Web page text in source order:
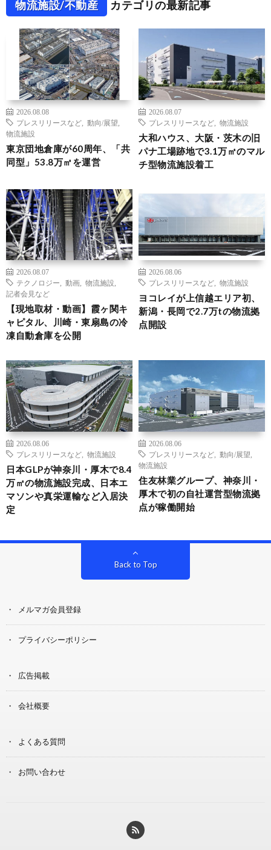
物流施設/不動産 カテゴリの最新記事
2026.08.08
プレスリリースなど
動向/展望
物流施設
東京団地倉庫が60周年、「共
同型」53.8万㎡を運営
2026.08.07
プレスリリースなど
物流施設
大和ハウス、大阪・茨木の旧
パナ工場跡地で3.1万㎡のマル
チ型物流施設着工
2026.08.07
テクノロジー
動画 物流施設
記者会見など
【現地取材・動画】霞ヶ関キ
ャピタル、川崎・東扇島の冷
凍自動倉庫を公開
2026.08.06
プレスリリースなど
物流施設
ヨコレイが上信越エリア初、
新潟・長岡で2.7万tの物流拠
点開設
2026.08.06
プレスリリースなど
物流施設
日本GLPが神奈川・厚木で8.4
万㎡の物流施設完成、日本エ
マソンや真栄運輸など入居決
定
2026.08.06
プレスリリースなど
動向/展望
物流施設
住友林業グループ、神奈川・
厚木で初の自社運営型物流拠
点が稼働開始
Back to Top
メルマガ会員登録
プライバシーポリシー
広告掲載
会社概要
よくある質問
お問い合わせ